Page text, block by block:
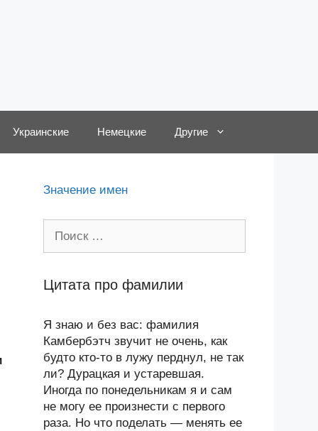
Украинские Немецкие Другие
Значение имен
Цитата про фамилии
Я знаю и без вас: фамилия
Камбербэтч звучит не очень, как
будто кто-то в лужу перднул, не так
ли? Дурацкая и устаревшая.
Иногда по понедельникам я и сам
не могу ее произнести с первого
раза. Но что поделать — менять ее